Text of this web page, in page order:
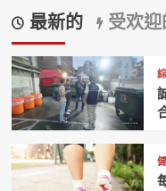
最新的 受欢迎